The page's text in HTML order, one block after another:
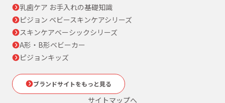
乳歯ケア お手入れの基礎知識
ピジョン ベビースキンケアシリーズ
スキンケアベーシックシリーズ
A形・B形ベビーカー
ピジョンキッズ
ブランドサイトをもっと見る
サイトマップへ